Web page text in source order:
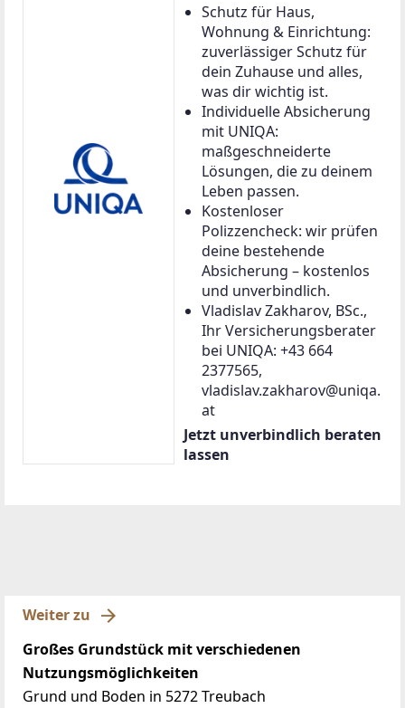
Schutz für Haus,
Wohnung & Einrichtung:
zuverlässiger Schutz für
dein Zuhause und alles,
was dir wichtig ist.
Individuelle Absicherung
mit UNIQA:
maßgeschneiderte
Lösungen, die zu deinem
Leben passen.
Kostenloser
Polizzencheck: wir prüfen
deine bestehende
Absicherung – kostenlos
und unverbindlich.
Vladislav Zakharov, BSc.,
Ihr Versicherungsberater
bei UNIQA: +43 664
2377565,
vladislav.zakharov@uniqa.
at
Jetzt unverbindlich beraten
lassen
Weiter zu
Großes Grundstück mit verschiedenen
Nutzungsmöglichkeiten
Grund und Boden in 5272 Treubach